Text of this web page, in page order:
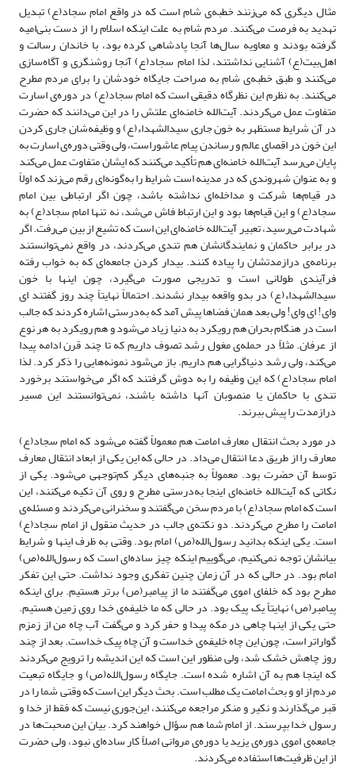
مثال دیگری که می‌زنند خطبه‌ی شام است که در واقع امام سجاد(ع) تبدیل
تهدید به فرصت می‌‌کنند. مردم شام به علت اینکه اسلام را از دست بنی‌امیه
گرفته بودند و معاویه سال‌ها آنجا پادشاهی کرده بود، با خاندان رسالت و
اهل‌بیت(ع) آشنایی نداشتند، لذا امام سجاد(ع) آنجا روشنگری و آگاه‌سازی
می‌کنند و طبق خطبه‌ی شام به صراحت جایگاه خودشان را برای مردم مطرح
می‌کنند. به نظرم این نظرگاه دقیقی است که امام سجاد(ع) در دوره‌ی اسارت
متفاوت عمل می‌کردند. آیت‌الله خامنه‌ای علتش را در این می‌دانند که حضرت
در آن شرایط مستظهر به خون جاری سیدالشهداء(ع) و وظیفه‌شان جاری کردن
این خون در اقصای عالم و رساندن پیام عاشوراست، ولی وقتی دوره‌ی اسارت به
پایان می‌رسد آیت‌الله خامنه‌ای هم تأکید می‌کنند که ایشان متفاوت عمل می‌کند
و به عنوان شهروندی که در مدینه است شرایط را به‌گونه‌ای رقم می‌زند که اولاً
در قیام‌ها شرکت و مداخله‌ای نداشته باشد، چون اگر ارتباطی بین امام
سجاد(ع) و این قیام‌ها بود و این ارتباط فاش می‌شد، نه‌ تنها امام سجاد(ع) به
شهادت می‌رسید، تعبیر آیت‌الله خامنه‌ای این است که تشیع از بین می‌رفت. اگر
در برابر حاکمان و نمایندگانشان هم تندی می‌کردند، در واقع نمی‌توانستند
برنامه‌ی درازمدتشان را پیاده کنند. بیدار کردن جامعه‌ای که به خواب رفته
فرآیندی طولانی است و تدریجی صورت می‌گیرد، چون اینها با خون
سیدالشهداء(ع) در بدو واقعه بیدار نشدند. احتمالاً نهایتاً چند روز گفتند ای
وای! ای وای! ولی بعد همان فضاها پیش آمد که به‌درستی اشاره کردند که جالب
است در هنگام بحران هم رویکرد به دنیا زیاد می‌شود و هم رویکرد به هر نوع
از عرفان. مثلاً در حمله‌ی مغول رشد تصوف داریم که تا چند قرن ادامه پیدا
می‌کند، ولی رشد دنیاگرایی هم داریم. باز می‌شود نمونه‌هایی را ذکر کرد. لذا
امام سجاد(ع) که این وظیفه را به دوش گرفتند که اگر می‌خواستند برخورد
تندی با حاکمان یا منصوبان آنها داشته باشند، نمی‌توانستند این مسیر
درازمدت را پیش ببرند.
در مورد بحث انتقال معارف امامت هم معمولاً گفته می‌شود که امام سجاد(ع)
معارف را از طریق دعا انتقال می‌داد. در حالی که این یکی از ابعاد انتقال معارف
توسط آن حضرت بود. معمولاً به جنبه‌های دیگر کم‌توجهی می‌شود. یکی از
نکاتی که آیت‌الله خامنه‌ای اینجا به‌درستی مطرح و روی آن تکیه می‌کنند، این
است که امام سجاد(ع) با مردم سخن می‌گفتند و سخنرانی می‌کردند و مسئله‌ی
امامت را مطرح می‌کردند. دو نکته‌ی جالب در حدیث منقول از امام سجاد(ع)
است. یکی اینکه بدانید رسول‌الله(ص) امام بود. وقتی به ظرف اینها و شرایط
بیانشان توجه نمی‌کنیم، می‌گوییم اینکه چیز ساده‌ای است که رسول‌الله(ص)
امام بود. در حالی که در آن زمان چنین تفکری وجود نداشت. حتی این تفکر
مطرح بود که خلفای اموی می‌گفتند ما از پیامبر(ص) برتر هستیم. برای اینکه
پیامبر(ص) نهایتاً یک پیک بود. در حالی که ما خلیفه‌ی خدا روی زمین هستیم.
حتی یکی از اینها چاهی در مکه پیدا و حفر کرد و می‌گفت آب چاه من از زمزم
گواراتر است، چون این چاه خلیفه‌ی خداست و آن چاه پیک خداست. بعد از چند
روز چاهش خشک شد، ولی منظور این است که این اندیشه را ترویج می‌کردند
که اینجا هم به آن اشاره شده است. جایگاه رسول‌الله(ص) و جایگاه تبعیت
مردم از او و بحث امامت یک مطلب است. بحث دیگر این است که وقتی شما را در
قبر می‌گذارند و نکیر و منکر مراجعه می‌کنند، این‌جوری نیست که فقط از خدا و
رسول خدا بپرسند. از امام شما هم سؤال خواهند کرد. بیان این صحبت‌ها در
جامعه‌ی اموی دوره‌ی یزید یا دوره‌ی مروانی اصلاً کار ساده‌ای نبود، ولی حضرت
از این ظرفیت‌ها استفاده می‌کردند.